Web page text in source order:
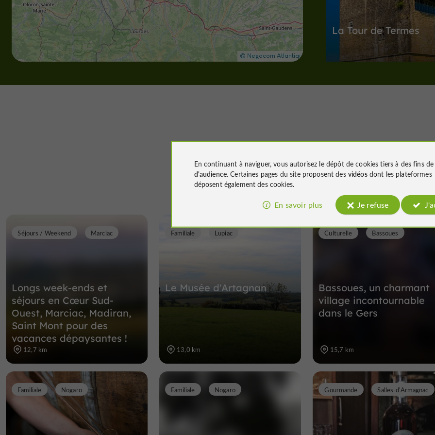
La Tour de Termes
ornithologique du
Saint-Jean
Sites Naturels à Peyrusse-Vieille
Nous avons testé
pour vous
Longs week-ends et
séjours en Cœur Sud-
Ouest, Marciac, Madiran,
Saint Mont pour des
vacances dépaysantes !
Séjours / Weekend Marciac
12,7 km
Le Musée d'Artagnan
Familiale Lupiac
13,0 km
Bassoues, un charmant
village incontournable
dans le Gers
Culturelle Bassoues
15,7 km
Familiale Nogaro Familiale Nogaro Gourmande Salles-d'Armagnac
En continuant à naviguer, vous autorisez le dépôt de cookies tiers à des fins de
d'audience. Certaines pages du site proposent des vidéosdont les plateformes
déposent également des cookies.
En savoir plus Je refuse